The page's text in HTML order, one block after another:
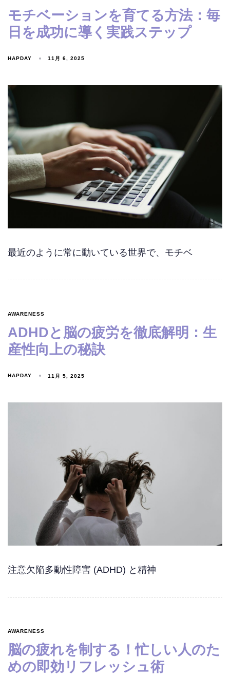
モチベーションを育てる方法：毎
日を成功に導く実践ステップ
HAPDAY 11月 6, 2025
最近のように常に動いている世界で、モチベ
AWARENESS
ADHDと脳の疲労を徹底解明：生
産性向上の秘訣
HAPDAY 11月 5, 2025
注意欠陥多動性障害 (ADHD) と精神
AWARENESS
脳の疲れを制する！忙しい人のた
めの即効リフレッシュ術